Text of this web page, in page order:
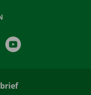
LinkedIn